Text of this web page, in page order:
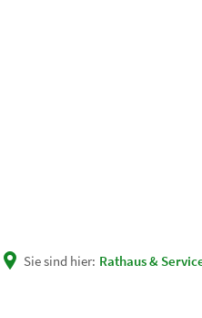
Sie sind hier: Rathaus &